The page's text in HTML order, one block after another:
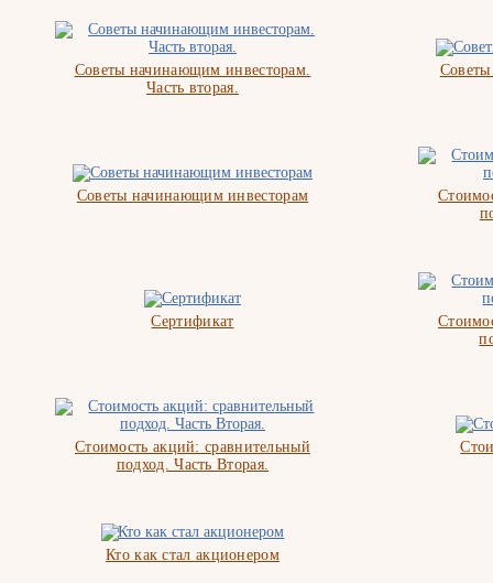
Советы начинающим инвесторам.
Часть вторая.
Советы начинающим инвесторам
Сертификат
Стоимость акций: сравнительный
подход. Часть Вторая.
Кто как стал акционером